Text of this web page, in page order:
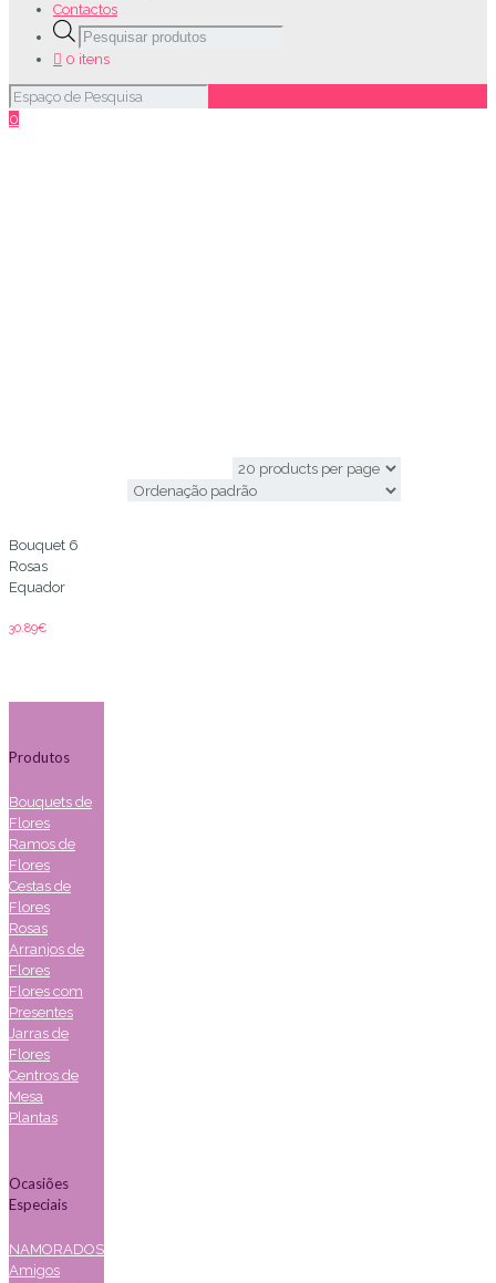
Contactos
Products
search
0 itens
0
Bouquet 6
Rosas
Equador
30.89€
Produtos
Bouquets de
Flores
Ramos de
Flores
Cestas de
Flores
Rosas
Arranjos de
Flores
Flores com
Presentes
Jarras de
Flores
Centros de
Mesa
Plantas
Ocasiões
Especiais
NAMORADOS
Amigos